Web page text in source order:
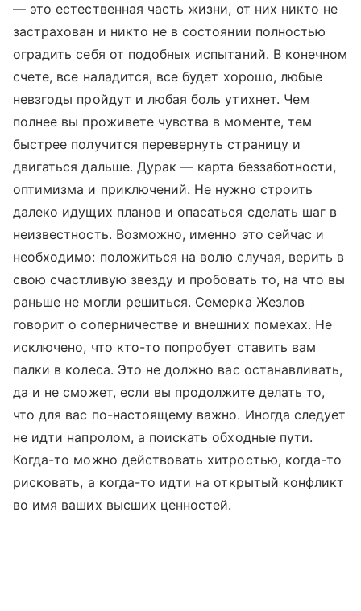
— это естественная часть жизни, от них никто не
застрахован и никто не в состоянии полностью
оградить себя от подобных испытаний. В конечном
счете, все наладится, все будет хорошо, любые
невзгоды пройдут и любая боль утихнет. Чем
полнее вы проживете чувства в моменте, тем
быстрее получится перевернуть страницу и
двигаться дальше. Дурак — карта беззаботности,
оптимизма и приключений. Не нужно строить
далеко идущих планов и опасаться сделать шаг в
неизвестность. Возможно, именно это сейчас и
необходимо: положиться на волю случая, верить в
свою счастливую звезду и пробовать то, на что вы
раньше не могли решиться. Семерка Жезлов
говорит о соперничестве и внешних помехах. Не
исключено, что кто-то попробует ставить вам
палки в колеса. Это не должно вас останавливать,
да и не сможет, если вы продолжите делать то,
что для вас по-настоящему важно. Иногда следует
не идти напролом, а поискать обходные пути.
Когда-то можно действовать хитростью, когда-то
рисковать, а когда-то идти на открытый конфликт
во имя ваших высших ценностей.